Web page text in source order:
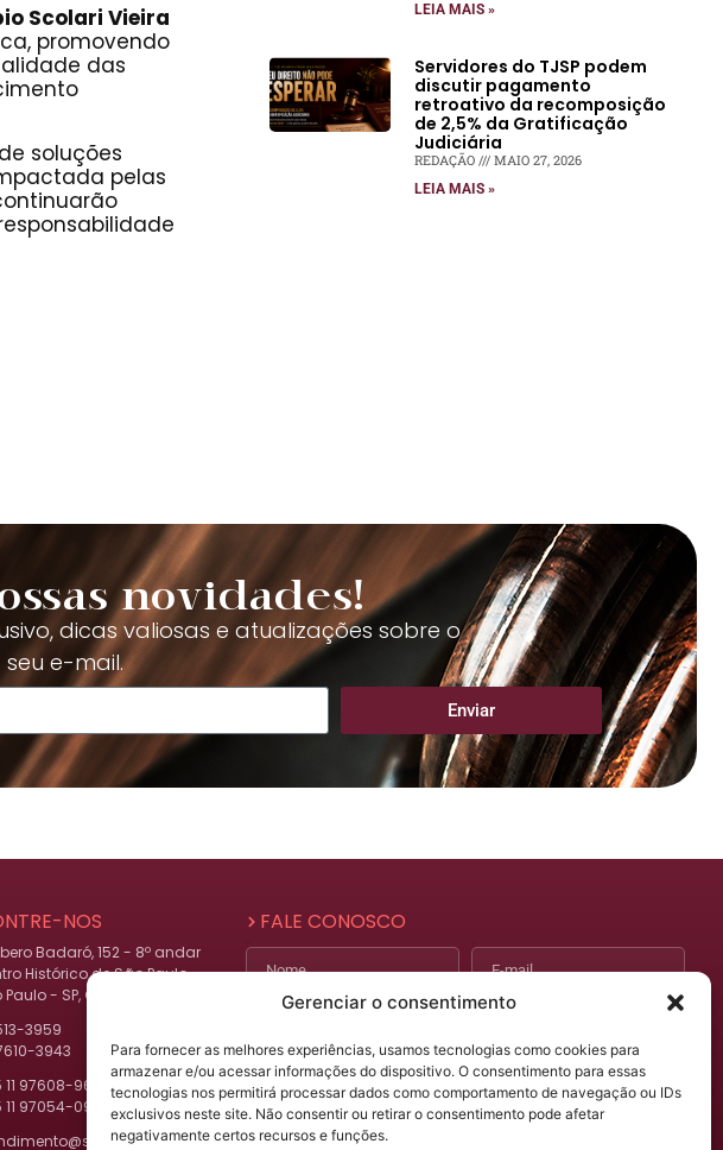
Gerenciar o consentimento
Para fornecer as melhores experiências, usamos tecnologias como cookies para
armazenar e/ou acessar informações do dispositivo. O consentimento para essas
tecnologias nos permitirá processar dados como comportamento de navegação ou IDs
exclusivos neste site. Não consentir ou retirar o consentimento pode afetar
negativamente certos recursos e funções.
Scolari Vieira
promovendo
das
soluções
pelas
LEIA MAIS »
Servidores do TJSP podem
discutir pagamento
retroativo da recomposição
de 2,5% da Gratificação
Judiciária
REDAÇÃO MAIO 27, 2026
LEIA MAIS »
novidades!
dicas valiosas e atualizações sobre o
e-mail.
Enviar
NOS
Badaró, 152 - 8º andar
Histórico de São Paulo,
- SP, CEP 01008-010
3959
3943
97608-9677
11 97054-0977 (herdeiros)
FALE CONOSCO